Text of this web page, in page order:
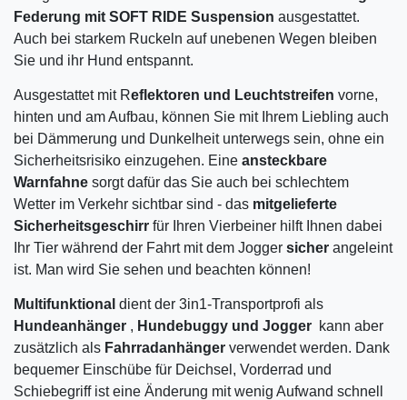
Federung mit SOFT RIDE Suspension ausgestattet.
Auch bei starkem Ruckeln auf unebenen Wegen bleiben
Sie und ihr Hund entspannt.
Ausgestattet mit Reflektoren und Leuchtstreifen vorne,
hinten und am Aufbau, können Sie mit Ihrem Liebling auch
bei Dämmerung und Dunkelheit unterwegs sein, ohne ein
Sicherheitsrisiko einzugehen. Eine ansteckbare
Warnfahne sorgt dafür das Sie auch bei schlechtem
Wetter im Verkehr sichtbar sind - das mitgelieferte
Sicherheitsgeschirr für Ihren Vierbeiner hilft Ihnen dabei
Ihr Tier während der Fahrt mit dem Jogger sicher angeleint
ist. Man wird Sie sehen und beachten können!
Multifunktional dient der 3in1-Transportprofi als
Hundeanhänger , Hundebuggy und Jogger kann aber
zusätzlich als Fahrradanhänger verwendet werden. Dank
bequemer Einschübe für Deichsel, Vorderrad und
Schiebegriff ist eine Änderung mit wenig Aufwand schnell